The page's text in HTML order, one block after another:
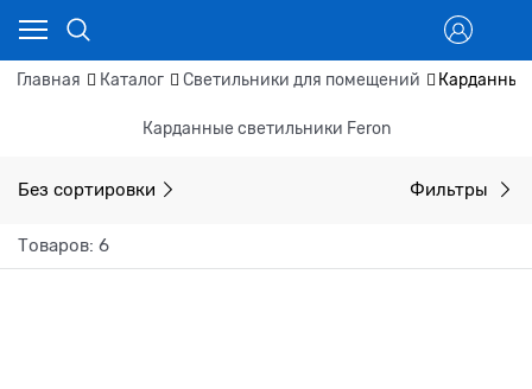
Главная Каталог Светильники для помещений
Карданные светильники Feron
Без сортировки Фильтры
Товаров: 6